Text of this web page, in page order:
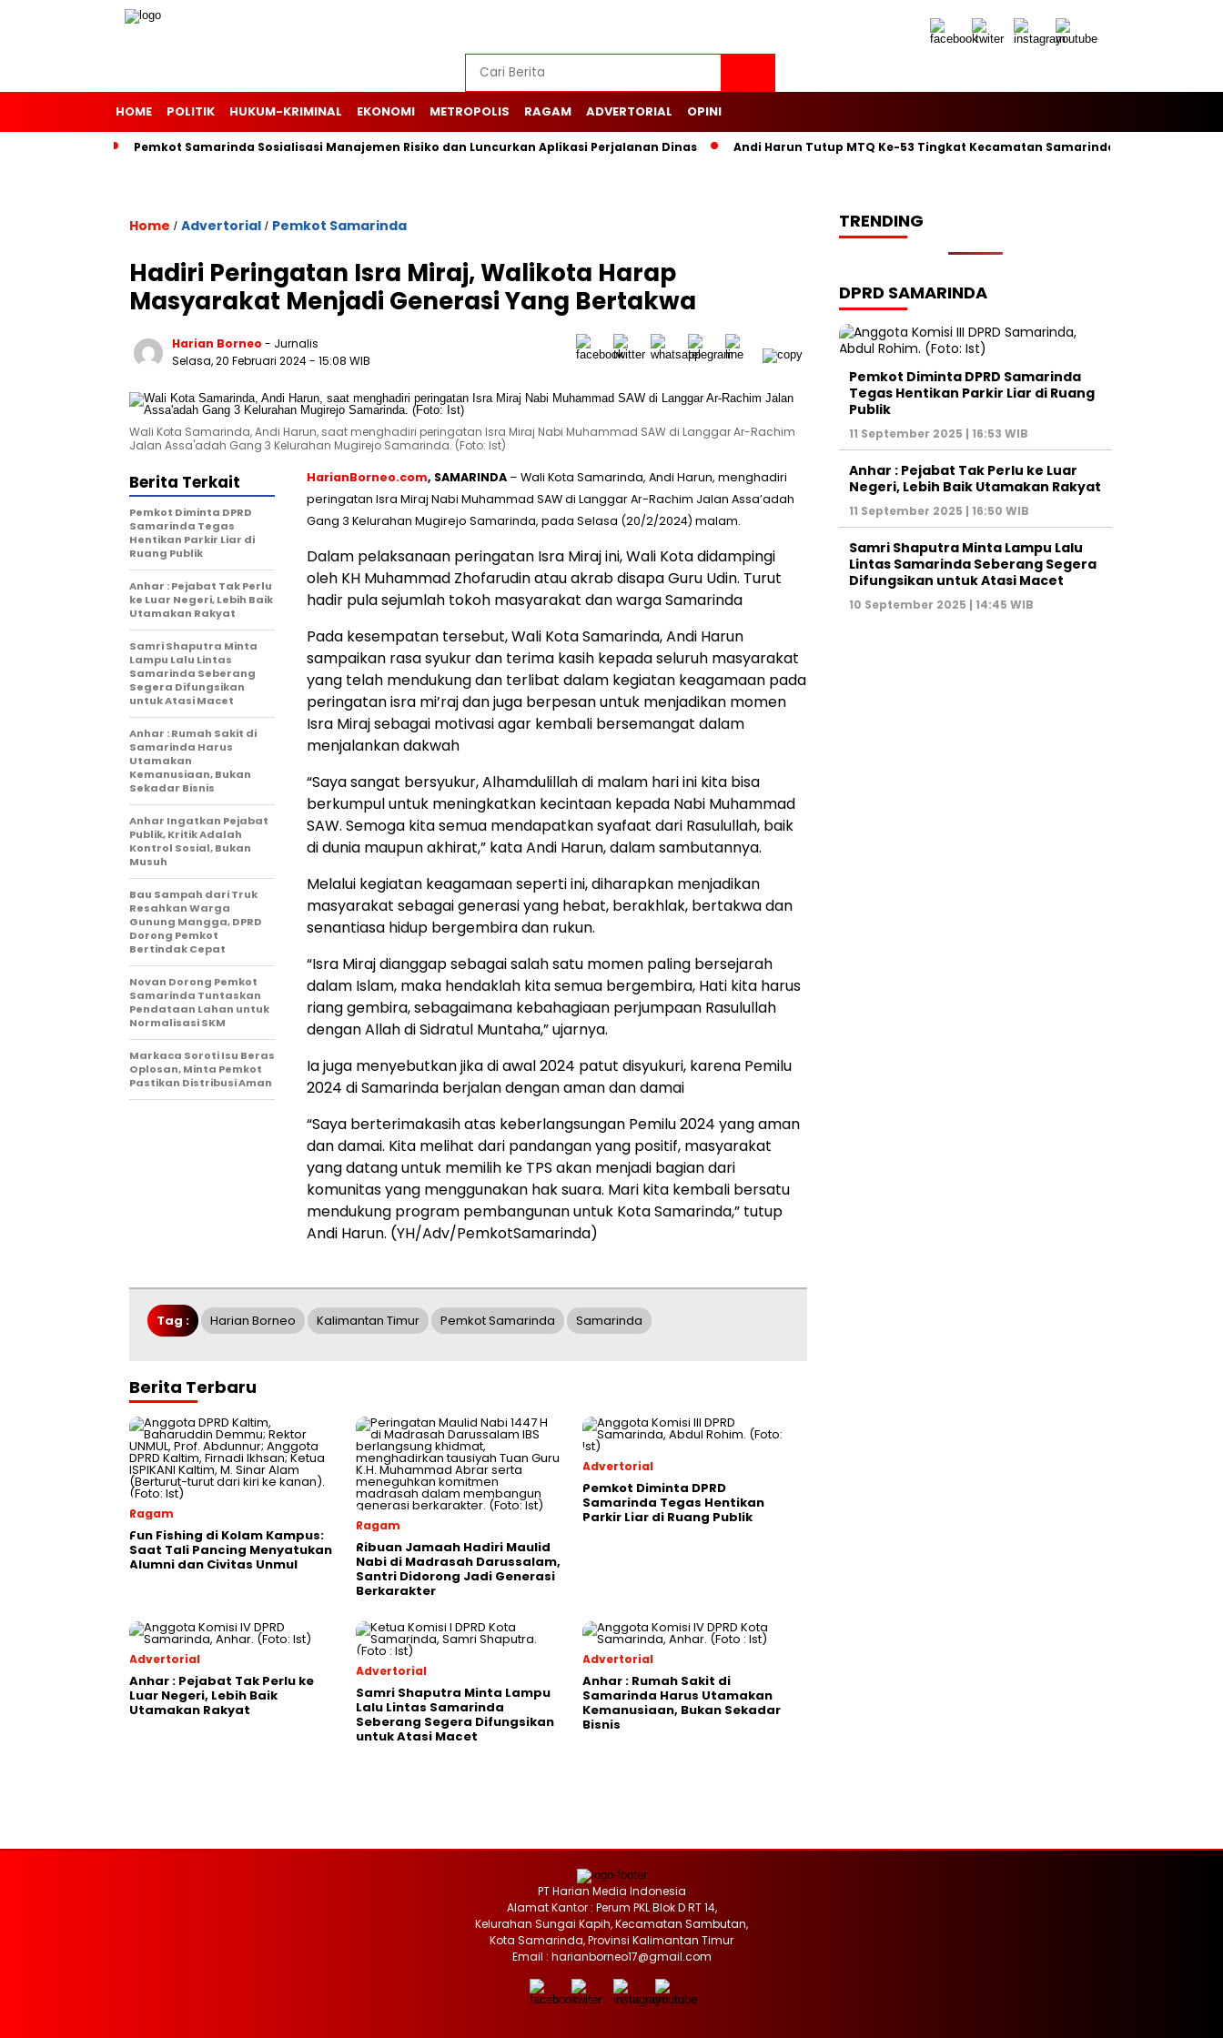
HOME POLITIK HUKUM-KRIMINAL EKONOMI METROPOLIS RAGAM ADVERTORIAL OPINI
Pemkot Samarinda Sosialisasi Manajemen Risiko dan Luncurkan Aplikasi Perjalanan Dinas Andi Harun Tutup MTQ Ke-53 Tingkat Kecamatan Samarinda Ilir, Kelurahan
Home / Advertorial / Pemkot Samarinda
Hadiri Peringatan Isra Miraj, Walikota Harap
Masyarakat Menjadi Generasi Yang Bertakwa
Harian Borneo - Jurnalis
Selasa, 20 Februari 2024- 15:08 WIB
Wali Kota Samarinda, Andi Harun, saat menghadiri peringatan Isra Miraj Nabi Muhammad SAW di Langgar Ar-Rachim
Jalan Assa'adah Gang 3 Kelurahan Mugirejo Samarinda. (Foto: Ist)
HarianBorneo.com, SAMARINDA – Wali Kota Samarinda, Andi Harun, menghadiri
peringatan Isra Miraj Nabi Muhammad SAW di Langgar Ar-Rachim Jalan Assa’adah
Gang 3 Kelurahan Mugirejo Samarinda, pada Selasa (20/2/2024) malam.
Dalam pelaksanaan peringatan Isra Miraj ini, Wali Kota didampingi
oleh KH Muhammad Zhofarudin atau akrab disapa Guru Udin. Turut
hadir pula sejumlah tokoh masyarakat dan warga Samarinda
Pada kesempatan tersebut, Wali Kota Samarinda, Andi Harun
sampaikan rasa syukur dan terima kasih kepada seluruh masyarakat
yang telah mendukung dan terlibat dalam kegiatan keagamaan pada
peringatan isra mi’raj dan juga berpesan untuk menjadikan momen
Isra Miraj sebagai motivasi agar kembali bersemangat dalam
menjalankan dakwah
“Saya sangat bersyukur, Alhamdulillah di malam hari ini kita bisa
berkumpul untuk meningkatkan kecintaan kepada Nabi Muhammad
SAW. Semoga kita semua mendapatkan syafaat dari Rasulullah, baik
di dunia maupun akhirat,” kata Andi Harun, dalam sambutannya.
Melalui kegiatan keagamaan seperti ini, diharapkan menjadikan
masyarakat sebagai generasi yang hebat, berakhlak, bertakwa dan
senantiasa hidup bergembira dan rukun.
“Isra Miraj dianggap sebagai salah satu momen paling bersejarah
dalam Islam, maka hendaklah kita semua bergembira, Hati kita harus
riang gembira, sebagaimana kebahagiaan perjumpaan Rasulullah
dengan Allah di Sidratul Muntaha,” ujarnya.
Ia juga menyebutkan jika di awal 2024 patut disyukuri, karena Pemilu
2024 di Samarinda berjalan dengan aman dan damai
“Saya berterimakasih atas keberlangsungan Pemilu 2024 yang aman
dan damai. Kita melihat dari pandangan yang positif, masyarakat
yang datang untuk memilih ke TPS akan menjadi bagian dari
komunitas yang menggunakan hak suara. Mari kita kembali bersatu
mendukung program pembangunan untuk Kota Samarinda,” tutup
Andi Harun. (YH/Adv/PemkotSamarinda)
Berita Terkait
Pemkot Diminta DPRD
Samarinda Tegas
Hentikan Parkir Liar di
Ruang Publik
Anhar : Pejabat Tak Perlu
ke Luar Negeri, Lebih Baik
Utamakan Rakyat
Samri Shaputra Minta
Lampu Lalu Lintas
Samarinda Seberang
Segera Difungsikan
untuk Atasi Macet
Anhar : Rumah Sakit di
Samarinda Harus
Utamakan
Kemanusiaan, Bukan
Sekadar Bisnis
Anhar Ingatkan Pejabat
Publik, Kritik Adalah
Kontrol Sosial, Bukan
Musuh
Bau Sampah dari Truk
Resahkan Warga
Gunung Mangga, DPRD
Dorong Pemkot
Bertindak Cepat
Novan Dorong Pemkot
Samarinda Tuntaskan
Pendataan Lahan untuk
Normalisasi SKM
Markaca Soroti Isu Beras
Oplosan, Minta Pemkot
Pastikan Distribusi Aman
Tag : Harian Borneo Kalimantan Timur Pemkot Samarinda Samarinda
Berita Terbaru
Ragam
Fun Fishing di Kolam Kampus:
Saat Tali Pancing Menyatukan
Alumni dan Civitas Unmul
Ragam
Ribuan Jamaah Hadiri Maulid
Nabi di Madrasah Darussalam,
Santri Didorong Jadi Generasi
Berkarakter
Advertorial
Pemkot Diminta DPRD
Samarinda Tegas Hentikan
Parkir Liar di Ruang Publik
Advertorial
Anhar : Pejabat Tak Perlu ke
Luar Negeri, Lebih Baik
Utamakan Rakyat
Advertorial
Samri Shaputra Minta Lampu
Lalu Lintas Samarinda
Seberang Segera Difungsikan
untuk Atasi Macet
Advertorial
Anhar : Rumah Sakit di
Samarinda Harus Utamakan
Kemanusiaan, Bukan Sekadar
Bisnis
TRENDING
DPRD SAMARINDA
Pemkot Diminta DPRD Samarinda
Tegas Hentikan Parkir Liar di Ruang
Publik
11 September 2025 | 16:53 WIB
Anhar : Pejabat Tak Perlu ke Luar
Negeri, Lebih Baik Utamakan Rakyat
11 September 2025 | 16:50 WIB
Samri Shaputra Minta Lampu Lalu
Lintas Samarinda Seberang Segera
Difungsikan untuk Atasi Macet
10 September 2025 | 14:45 WIB
PT Harian Media Indonesia
Alamat Kantor : Perum PKL Blok D RT 14,
Kelurahan Sungai Kapih, Kecamatan Sambutan,
Kota Samarinda, Provinsi Kalimantan Timur
Email : harianborneo17@gmail.com